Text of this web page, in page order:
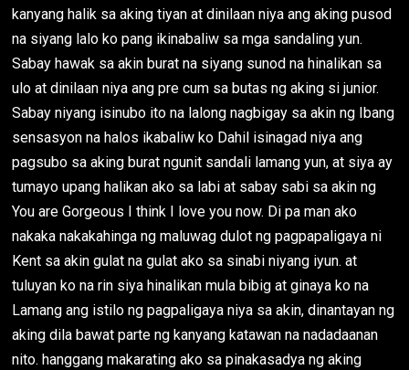
kanyang halik sa aking tiyan at dinilaan niya ang aking pusod
na siyang lalo ko pang ikinabaliw sa mga sandaling yun.
Sabay hawak sa akin burat na siyang sunod na hinalikan sa
ulo at dinilaan niya ang pre cum sa butas ng aking si junior.
Sabay niyang isinubo ito na lalong nagbigay sa akin ng Ibang
sensasyon na halos ikabaliw ko Dahil isinagad niya ang
pagsubo sa aking burat ngunit sandali lamang yun, at siya ay
tumayo upang halikan ako sa labi at sabay sabi sa akin ng
You are Gorgeous I think I love you now. Di pa man ako
nakaka nakakahinga ng maluwag dulot ng pagpapaligaya ni
Kent sa akin gulat na gulat ako sa sinabi niyang iyun. at
tuluyan ko na rin siya hinalikan mula bibig at ginaya ko na
Lamang ang istilo ng pagpaligaya niya sa akin, dinantayan ng
aking dila bawat parte ng kanyang katawan na nadadaanan
nito. hanggang makarating ako sa pinakasadya ng aking